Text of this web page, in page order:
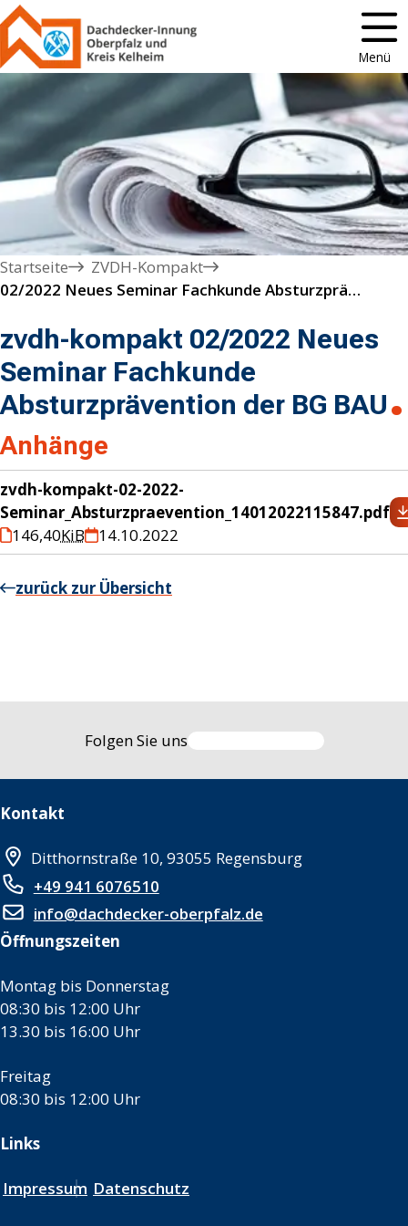
Menü
Startseite
ZVDH-Kompakt
02/2022 Neues Seminar Fachkunde Absturzprävention der BG BAU
zvdh-kompakt 02/2022 Neues
Seminar Fachkunde
Absturzprävention der BG BAU
Anhänge
zvdh-kompakt-02-2022-
Seminar_Absturzpraevention_14012022115847.pdf
146,40KiB 14.10.2022
zurück zur Übersicht
Folgen Sie uns
Kontakt
Ditthornstraße 10, 93055 Regensburg
+49 941 6076510
info@dachdecker-oberpfalz.de
Öffnungszeiten
Montag bis Donnerstag
08:30 bis 12:00 Uhr
13.30 bis 16:00 Uhr
Freitag
08:30 bis 12:00 Uhr
Links
Impressum Datenschutz